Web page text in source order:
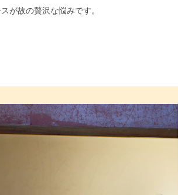
が故の贅沢な悩みです。